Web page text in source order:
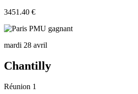
3451.40 €
mardi 28 avril
Chantilly
Réunion 1